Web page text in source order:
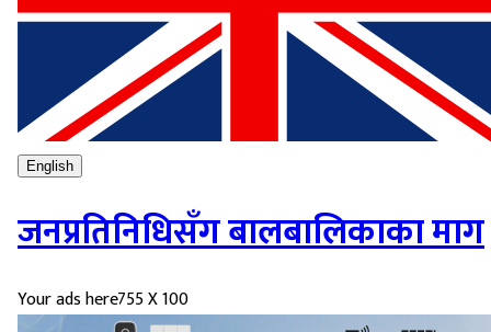
English
जनप्रतिनिधिसँग बालबालिकाका माग
Your ads here755 X 100